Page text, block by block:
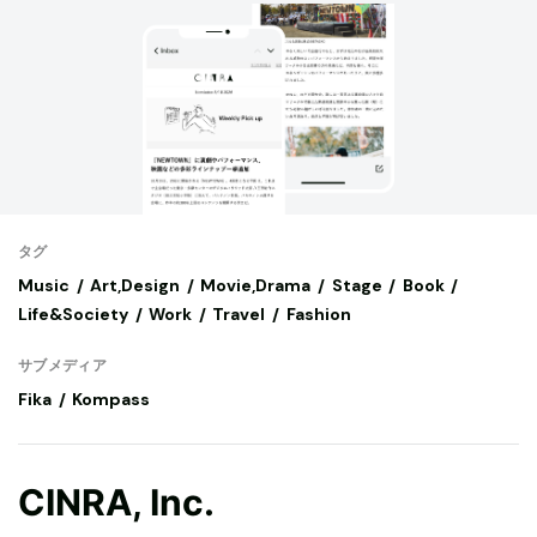
タグ
Music Art,Design Movie,Drama Stage
Book
Life&Society
Work Travel Fashion
サブメディア
Fika Kompass
CINRA, Inc.